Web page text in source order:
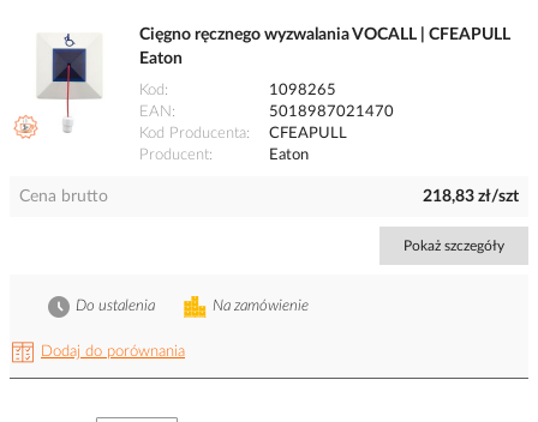
Cięgno ręcznego wyzwalania VOCALL | CFEAPULL
Eaton
Kod
1098265
EAN
5018987021470
Kod Producenta
CFEAPULL
Producent
Eaton
Cena brutto 218,83 zł/szt
Pokaż szczegóły
Dodaj do porównania
Na zamówienie
Do ustalenia